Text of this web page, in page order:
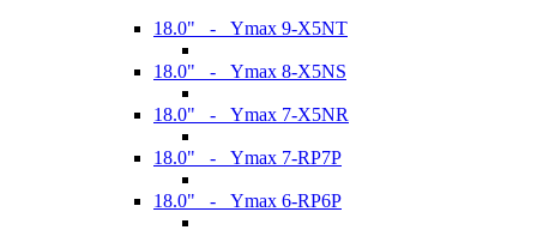
18.0" - Ymax 9-X5NT
18.0" - Ymax 8-X5NS
18.0" - Ymax 7-X5NR
18.0" - Ymax 7-RP7P
18.0" - Ymax 6-RP6P